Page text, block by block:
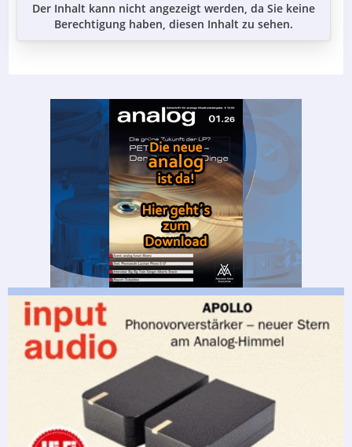
Der Inhalt kann nicht angezeigt werden, da Sie keine
Berechtigung haben, diesen Inhalt zu sehen.